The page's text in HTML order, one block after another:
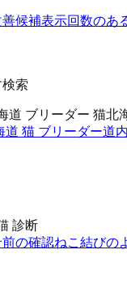
候補表示回数のあ
索
道 ブリーダー 猫北
道 猫 ブリーダー道
診断
の確認ねこ結びの